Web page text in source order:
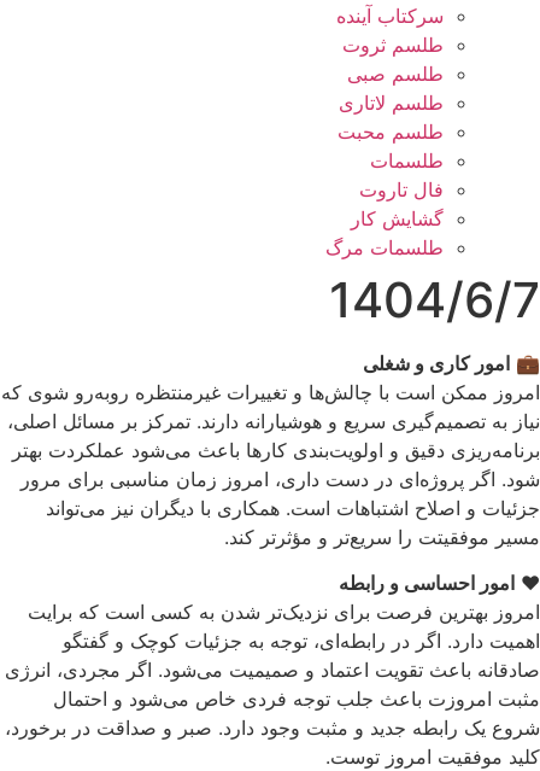
سرکتاب آینده
طلسم ثروت
طلسم صبی
طلسم لاتاری
طلسم محبت
طلسمات
فال تاروت
گشایش کار
طلسمات مرگ
1404/6/7
💼 امور کاری و شغلی
امروز ممکن است با چالش‌ها و تغییرات غیرمنتظره روبه‌رو شوی که
نیاز به تصمیم‌گیری سریع و هوشیارانه دارند. تمرکز بر مسائل اصلی،
برنامه‌ریزی دقیق و اولویت‌بندی کارها باعث می‌شود عملکردت بهتر
شود. اگر پروژه‌ای در دست داری، امروز زمان مناسبی برای مرور
جزئیات و اصلاح اشتباهات است. همکاری با دیگران نیز می‌تواند
مسیر موفقیتت را سریع‌تر و مؤثرتر کند.
❤️ امور احساسی و رابطه
امروز بهترین فرصت برای نزدیک‌تر شدن به کسی است که برایت
اهمیت دارد. اگر در رابطه‌ای، توجه به جزئیات کوچک و گفتگو
صادقانه باعث تقویت اعتماد و صمیمیت می‌شود. اگر مجردی، انرژی
مثبت امروزت باعث جلب توجه فردی خاص می‌شود و احتمال
شروع یک رابطه جدید و مثبت وجود دارد. صبر و صداقت در برخورد،
کلید موفقیت امروز توست.